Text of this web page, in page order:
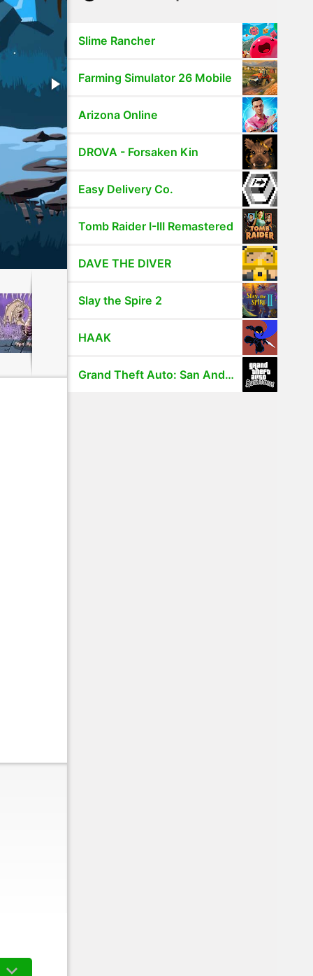
Slime Rancher
Farming Simulator 26 Mobile
Arizona Online
DROVA - Forsaken Kin
Easy Delivery Co.
Tomb Raider I-III Remastered
DAVE THE DIVER
Slay the Spire 2
HAAK
Grand Theft Auto: San Andreas